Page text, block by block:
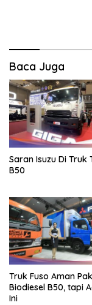
Baca Juga
Saran Isuzu Di Truk
B50
Truk Fuso Aman
Biodiesel B50, tapi
Ini